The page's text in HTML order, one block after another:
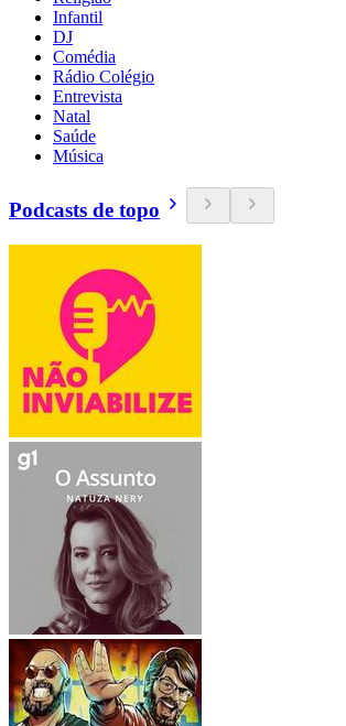
Infantil
DJ
Comédia
Rádio Colégio
Entrevista
Natal
Saúde
Música
Podcasts de topo